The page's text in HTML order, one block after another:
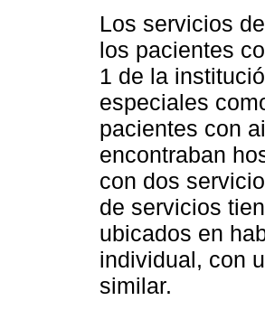
Los servicios
los pacientes
1 de la
especiales
pacientes con
encontraban
con dos
de servicios
ubicados en
individual, con
similar.